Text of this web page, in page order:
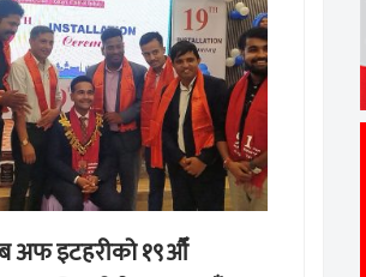
अफ इटहरीको १९औँ